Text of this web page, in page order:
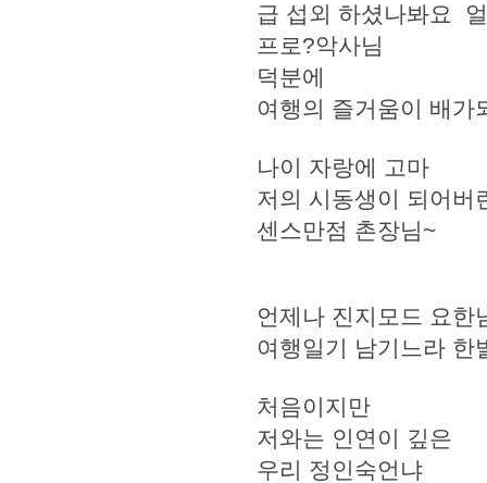
급 섭외 하셨나봐요
프로?악사님
덕분에
여행의 즐거움이 배가
나이 자랑에 고마
저의 시동생이 되어버
센스만점 촌장님~
언제나 진지모드 요한
여행일기 남기느라 한
처음이지만
저와는 인연이 깊은
우리 정인숙언냐